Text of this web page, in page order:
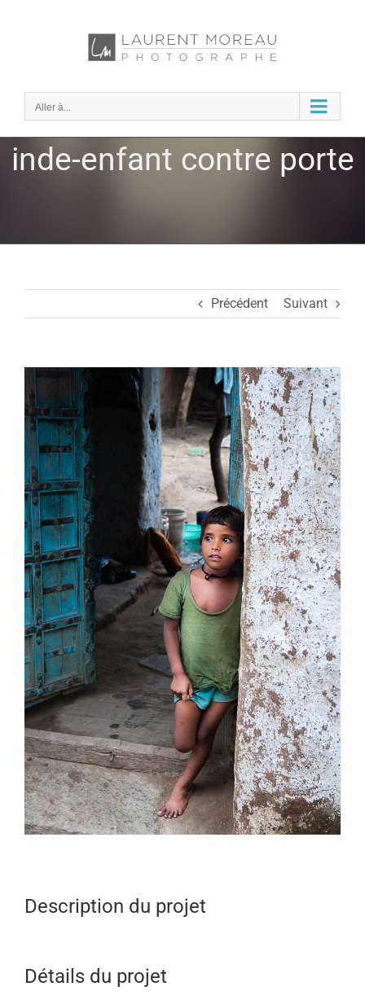
Aller à...
inde-enfant contre porte
Précédent Suivant
View
Larger
Image
Description du projet
Détails du projet